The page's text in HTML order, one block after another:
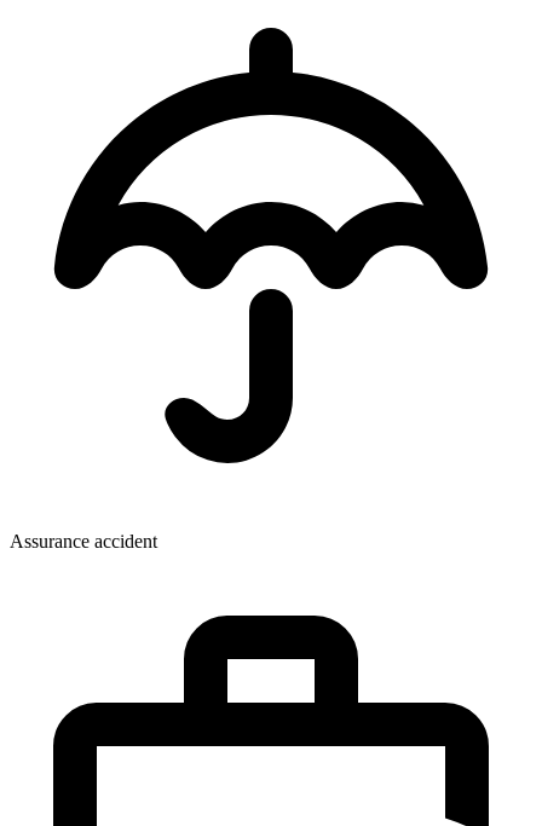
Assurance accident